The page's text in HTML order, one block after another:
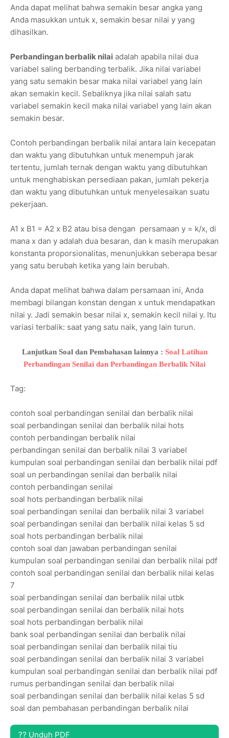
Anda dapat melihat bahwa semakin besar angka yang
Anda masukkan untuk x, semakin besar nilai y yang
dihasilkan.
Perbandingan berbalik nilai adalah apabila nilai dua
variabel saling berbanding terbalik. Jika nilai variabel
yang satu semakin besar maka nilai variabel yang lain
akan semakin kecil. Sebaliknya jika nilai salah satu
variabel semakin kecil maka nilai variabel yang lain akan
semakin besar.
Contoh perbandingan berbalik nilai antara lain kecepatan
dan waktu yang dibutuhkan untuk menempuh jarak
tertentu, jumlah ternak dengan waktu yang dibutuhkan
untuk menghabiskan persediaan pakan, jumlah pekerja
dan waktu yang dibutuhkan untuk menyelesaikan suatu
pekerjaan.
A1 x B1 = A2 x B2 atau bisa dengan persamaan y = k/x, di
mana x dan y adalah dua besaran, dan k masih merupakan
konstanta proporsionalitas, menunjukkan seberapa besar
yang satu berubah ketika yang lain berubah.
Anda dapat melihat bahwa dalam persamaan ini, Anda
membagi bilangan konstan dengan x untuk mendapatkan
nilai y. Jadi semakin besar nilai x, semakin kecil nilai y. Itu
variasi terbalik: saat yang satu naik, yang lain turun.
Lanjutkan Soal dan Pembahasan lainnya : Soal Latihan
Perbandingan Senilai dan Perbandingan Berbalik Nilai
Tag:
contoh soal perbandingan senilai dan berbalik nilai
soal perbandingan senilai dan berbalik nilai hots
contoh perbandingan berbalik nilai
perbandingan senilai dan berbalik nilai 3 variabel
kumpulan soal perbandingan senilai dan berbalik nilai pdf
soal un perbandingan senilai dan berbalik nilai
contoh perbandingan senilai
soal hots perbandingan berbalik nilai
soal perbandingan senilai dan berbalik nilai 3 variabel
soal perbandingan senilai dan berbalik nilai kelas 5 sd
soal hots perbandingan berbalik nilai
contoh soal dan jawaban perbandingan senilai
kumpulan soal perbandingan senilai dan berbalik nilai pdf
contoh soal perbandingan senilai dan berbalik nilai kelas
7
soal perbandingan senilai dan berbalik nilai utbk
soal perbandingan senilai dan berbalik nilai hots
soal hots perbandingan berbalik nilai
bank soal perbandingan senilai dan berbalik nilai
soal perbandingan senilai dan berbalik nilai tiu
soal perbandingan senilai dan berbalik nilai 3 variabel
kumpulan soal perbandingan senilai dan berbalik nilai pdf
rumus perbandingan senilai dan berbalik nilai
soal perbandingan senilai dan berbalik nilai kelas 5 sd
soal dan pembahasan perbandingan berbalik nilai
?? Unduh PDF